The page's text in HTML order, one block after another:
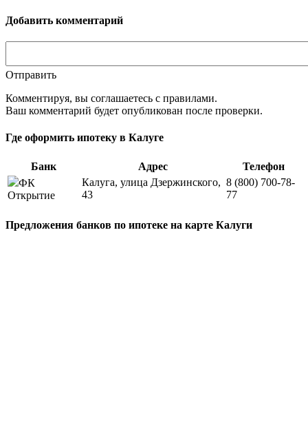
Добавить комментарий
Отправить
Комментируя, вы соглашаетесь c правилами.
Ваш комментарий будет опубликован после проверки.
Где оформить ипотеку в Калуге
Банк Адрес
Телефон
ФК
Открытие
Калуга, улица Дзержинского,
43
8 (800) 700-78-
77
Предложения банков по ипотеке на карте Калуги